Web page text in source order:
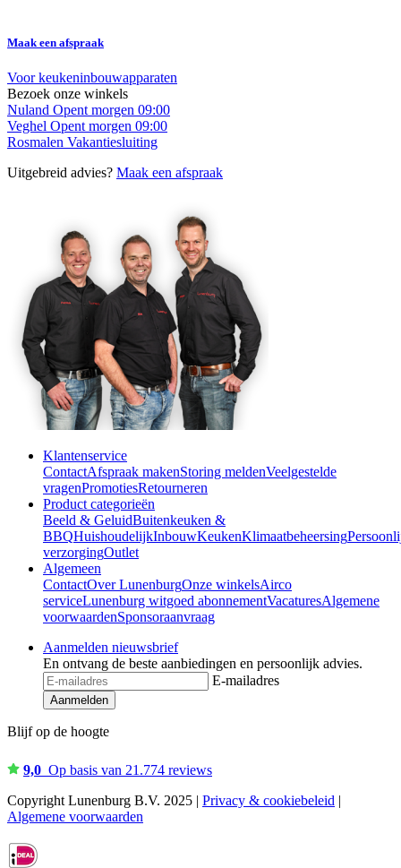
Maak een afspraak
Voor keukeninbouwapparaten
Bezoek onze winkels
Nuland Opent morgen 09:00
Veghel Opent morgen 09:00
Rosmalen Vakantiesluiting
Uitgebreid advies? Maak een afspraak
Klantenservice
ContactAfspraak makenStoring meldenVeelgestelde
vragenPromotiesRetourneren
Product categorieën
Beeld & GeluidBuitenkeuken &
BBQHuishoudelijkInbouwKeukenKlimaatbeheersing
verzorgingOutlet
Algemeen
ContactOver LunenburgOnze winkelsAirco
serviceLunenburg witgoed abonnementVacaturesAlgemene
voorwaardenSponsoraanvraag
Aanmelden nieuwsbrief
En ontvang de beste aanbiedingen en persoonlijk advies.
E-mailadres
Aanmelden
Blijf op de hoogte
9,0 Op basis van 21.774 reviews
Copyright Lunenburg B.V. 2025 | Privacy & cookiebeleid
Algemene voorwaarden